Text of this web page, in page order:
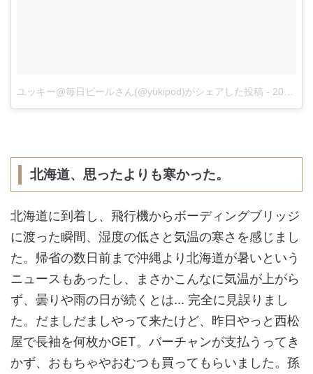
ユッキー@毎日ビールさん(@yukipod)がシェアした投稿 - 2017 8月 3 9:07午後 PDT
北海道、思ったよりも寒かった。
北海道に到着し、飛行機からボーディングブリッジ
に渡った瞬間、湿度の低さと気温の寒さを感じまし
た。帰省の数日前まで沖縄より北海道が暑いという
ニュースもあったし、まさかこんなに気温が上がら
ず、曇りや雨の日が続くとは... 完全に見誤りまし
た。だましだましやって来たけど、昨日やっと西松
屋で長袖を何枚かGET。バーチャンが支払うってき
かず、おもちゃやおむつも買ってもらいました。孫